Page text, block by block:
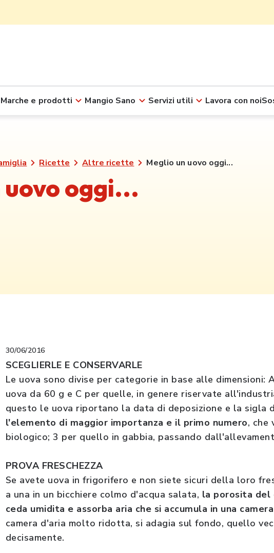
Marche e prodotti Mangio Sano Servizi utili Lavora con noi
Ricette Altre ricette Meglio un uovo oggi...
oggi...
30/06/2016
SCEGLIERLE E CONSERVARLE
Le uova sono divise per categorie in base alle dimensioni:
uova da 60 g e C per quelle, in genere riservate
questo le uova riportano la data di deposizione e la sigla
l'elemento di maggior importanza e il primo numero, che
biologico; 3 per quello in gabbia, passando
PROVA FRESCHEZZA
Se avete uova in frigorifero e non siete sicuri della loro
a una in un bicchiere colmo d'acqua salata, la porosita del
ceda umidita e assorba aria che si accumula in una
camera d'aria molto ridotta, si adagia sul fondo, quello
decisamente.